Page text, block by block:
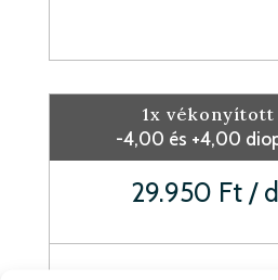
1x vékonyított
-4,00 és +4,00
29.950 Ft /